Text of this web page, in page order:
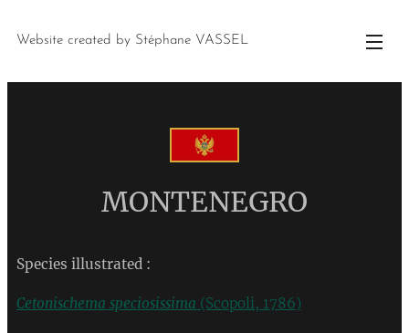
Website created by Stéphane VASSEL
MONTENEGRO
Species illustrated :
Cetonischema speciosissima (Scopoli, 1786)